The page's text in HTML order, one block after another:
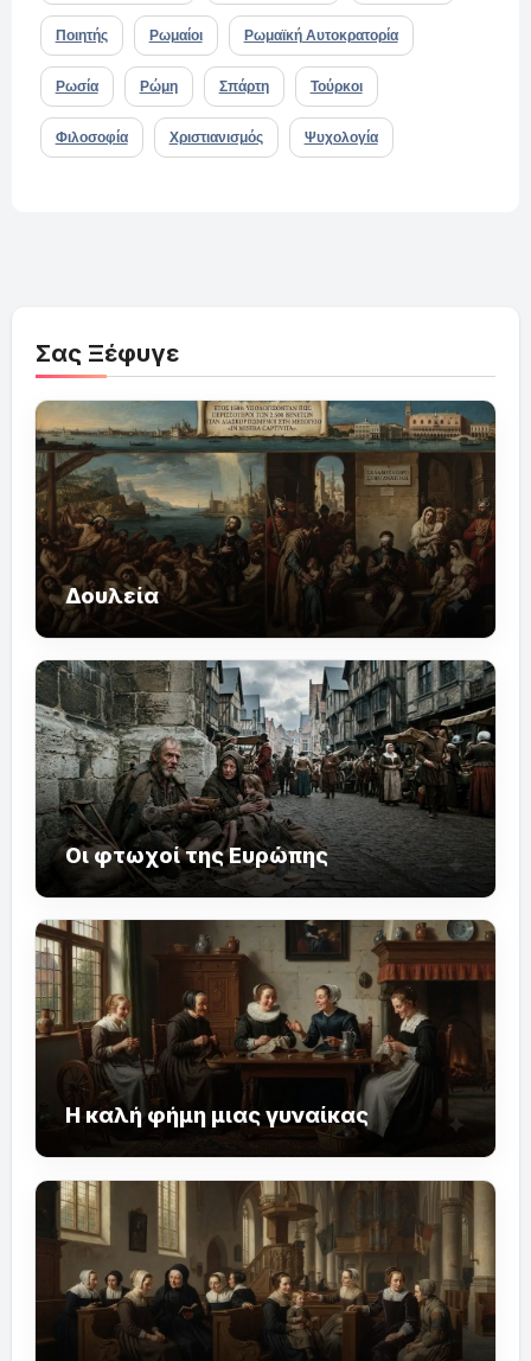
Ποιητής Ρωμαίοι Ρωμαϊκή Αυτοκρατορία
Ρωσία Ρώμη Σπάρτη Τούρκοι
Φιλοσοφία Χριστιανισμός Ψυχολογία
Σας Ξέφυγε
Δουλεία
Οι φτωχοί της Ευρώπης
Η καλή φήμη μιας γυναίκας